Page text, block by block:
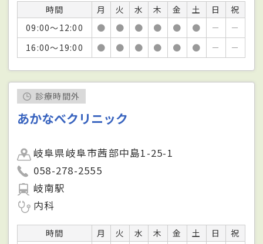
時間 月 火 水 木 金 土 日
祝
09:00～12:00
● ● ● ● ● ● －
－
16:00～19:00
● ● ● ● ● ● － －
診療時間外
あかなべクリニック
岐阜県岐阜市茜部中島1-25-1
058-278-2555
岐南駅
内科
時間 月 火 水 木 金 土 日
祝